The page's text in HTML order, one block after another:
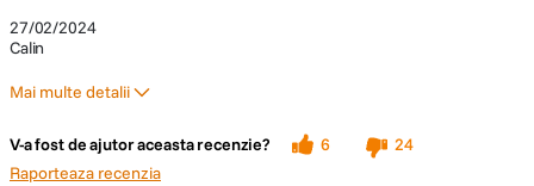
Calitate superioara si fisiere mai mici cu XAVC HS
eficienta de comprimare dubla fata de AVC/H.264, pentru imagini de
calitate superioara si dimensiuni mai mici ale fisierelor, pentru
economie de spatiu.
27/02/2024
Calin
Mai multe detalii
Grip , focus baterie moarta
V-a fost de ajutor aceasta recenzie? 6
24
Raporteaza recenzia